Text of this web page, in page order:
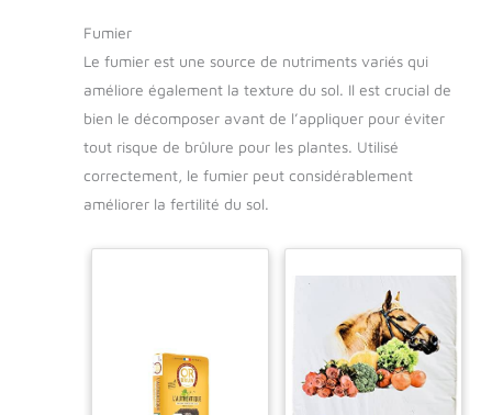
Fumier
Le fumier est une source de nutriments variés qui
améliore également la texture du sol. Il est crucial de
bien le décomposer avant de l’appliquer pour éviter
tout risque de brûlure pour les plantes. Utilisé
correctement, le fumier peut considérablement
améliorer la fertilité du sol.